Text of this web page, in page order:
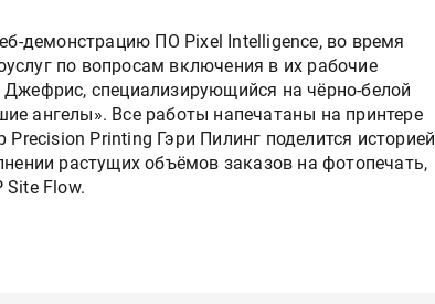
демонстрацию ПО Pixel Intelligence, во время
по вопросам включения в их рабочие
специализирующийся на чёрно-белой
ангелы». Все работы напечатаны на принтере
Printing Гэри Пилинг поделится историей
растущих объёмов заказов на фотопечать,
Site Flow.